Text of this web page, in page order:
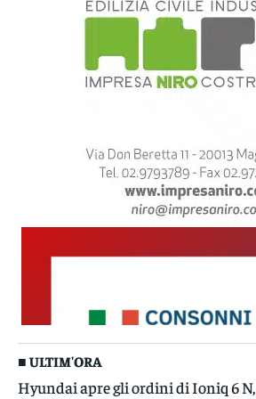
■ ULTIM'ORA
Hyundai apre gli ordini di Ioniq 6 N,